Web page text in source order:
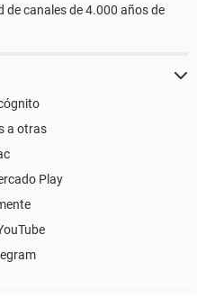
de canales de 4.000 años de
a otras
Play